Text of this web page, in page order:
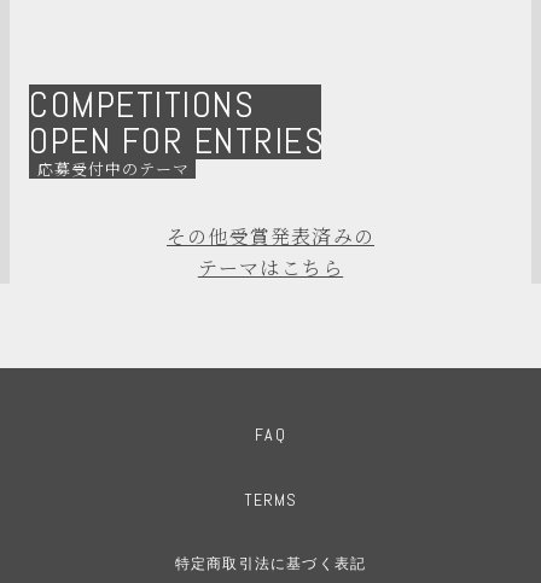
COMPETITIONS
OPEN FOR ENTRIES
応募受付中のテーマ
その他受賞発表済みの
テーマはこちら
FAQ
TERMS
特定商取引法に基づく表記